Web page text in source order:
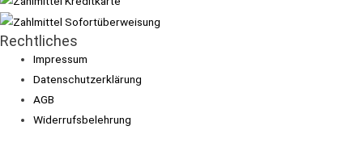
Rechtliches
Impressum
Datenschutzerklärung
AGB
Widerrufsbelehrung